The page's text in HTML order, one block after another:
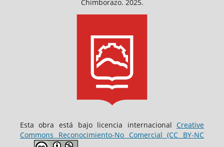
Chimborazo. 2025.
Esta obra está bajo licencia internacionalCreative
Commons Reconocimiento-No Comercial (CC BY-NC